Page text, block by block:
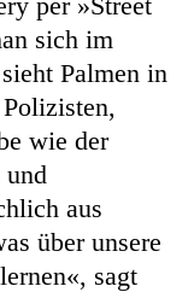
sich im
Palmen in
wie der
aus
über unsere
sagt